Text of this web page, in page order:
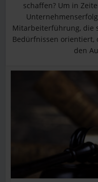
schaffen? Um in
Mitarbeiterführung, die
Bedürfnissen orientiert,
den